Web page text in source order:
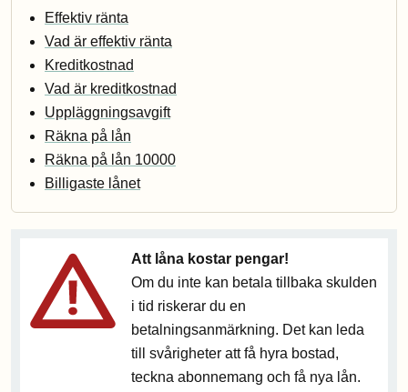
Effektiv ränta
Vad är effektiv ränta
Kreditkostnad
Vad är kreditkostnad
Uppläggningsavgift
Räkna på lån
Räkna på lån 10000
Billigaste lånet
Att låna kostar pengar!
Om du inte kan betala tillbaka skulden
i tid riskerar du en
betalningsanmärkning. Det kan leda
till svårigheter att få hyra bostad,
teckna abonnemang och få nya lån.